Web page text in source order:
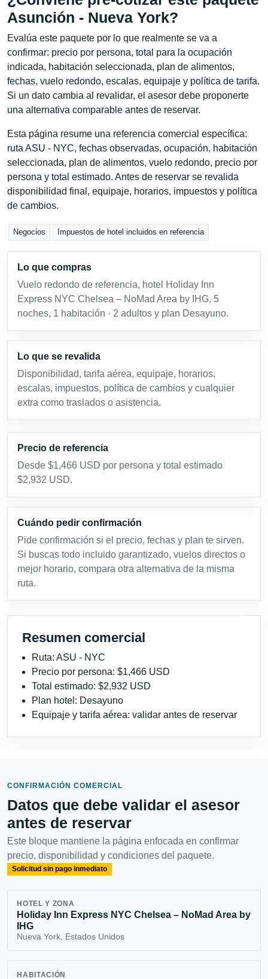
Asunción - Nueva York?
Evalúa este paquete por lo que realmente se va a
confirmar: precio por persona, total para la ocupación
indicada, habitación seleccionada, plan de alimentos,
fechas, vuelo redondo, escalas, equipaje y política de tarifa.
Si un dato cambia al revalidar, el asesor debe proponerte
una alternativa comparable antes de reservar.
Esta página resume una referencia comercial específica:
ruta ASU - NYC, fechas observadas, ocupación, habitación
seleccionada, plan de alimentos, vuelo redondo, precio por
persona y total estimado. Antes de reservar se revalida
disponibilidad final, equipaje, horarios, impuestos y política
de cambios.
Negocios Impuestos de hotel incluidos en referencia
Lo que compras
Vuelo redondo de referencia, hotel Holiday Inn
Express NYC Chelsea – NoMad Area by IHG, 5
noches, 1 habitación · 2 adultos y plan Desayuno.
Lo que se revalida
Disponibilidad, tarifa aérea, equipaje, horarios,
escalas, impuestos, política de cambios y cualquier
extra como traslados o asistencia.
Precio de referencia
Desde $1,466 USD por persona y total estimado
$2,932 USD.
Cuándo pedir confirmación
Pide confirmación si el precio, fechas y plan te sirven.
Si buscas todo incluido garantizado, vuelos directos o
mejor horario, compara otra alternativa de la misma
ruta.
Resumen comercial
Ruta: ASU - NYC
Precio por persona: $1,466 USD
Total estimado: $2,932 USD
Plan hotel: Desayuno
Equipaje y tarifa aérea: validar antes de reservar
CONFIRMACIÓN COMERCIAL
Datos que debe validar el asesor
antes de reservar
Este bloque mantiene la página enfocada en confirmar
precio, disponibilidad y condiciones del paquete.
Solicitud sin pago inmediato
HOTEL Y ZONA
Holiday Inn Express NYC Chelsea – NoMad Area by
IHG
Nueva York, Estados Unidos
HABITACIÓN